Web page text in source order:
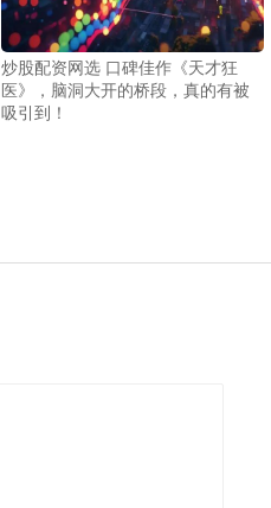
炒股配资网选 口碑佳作《天才狂
医》，脑洞大开的桥段，真的有被
吸引到！